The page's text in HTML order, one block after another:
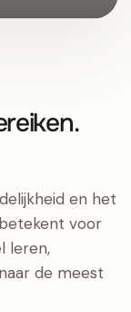
en het
voor
leren,
de meest